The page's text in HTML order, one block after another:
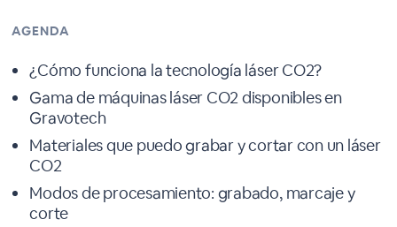
AGENDA
¿Cómo funciona la tecnología láser CO2?
Gama de máquinas láser CO2 disponibles en
Gravotech
Materiales que puedo grabar y cortar con un láser
CO2
Modos de procesamiento: grabado, marcaje y
corte